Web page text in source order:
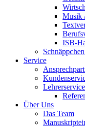
Musik
ISB-
Service
Lehrerservice
Über Uns
Das Team